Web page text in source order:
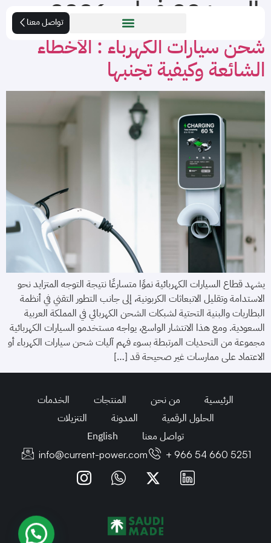
تواصل معنا اليوم: 22 فبراير، 2026
شحن سيارات الكهرباء : الأخطاء
الشائعة وكيفية تجنبها
يشهد قطاع السيارات الكهربائية نموًا متسارعًا نتيجة التوجه المتزايد نحو
الاستدامة وتقليل الانبعاثات الكربونية، إلى جانب التطور التقني في أنظمة
البطاريات والبنية التحتية لشبكات الشحن الكهربائي في المملكة العربية
السعودية. ومع هذا الانتشار الواسع، يواجه مستخدمو السيارات الكهربائية
مجموعة من التحديات المرتبطة بسوء فهم آليات شحن سيارات الكهرباء أو
الاعتماد على ممارسات غير صحيحة قد […]
الرئيسية من نحن المنتجات
الخدمات
الحلول الرقمية
المدونة
التنزيلات
تواصل معنا
English
info@current-power.com + 966 54 660 5251